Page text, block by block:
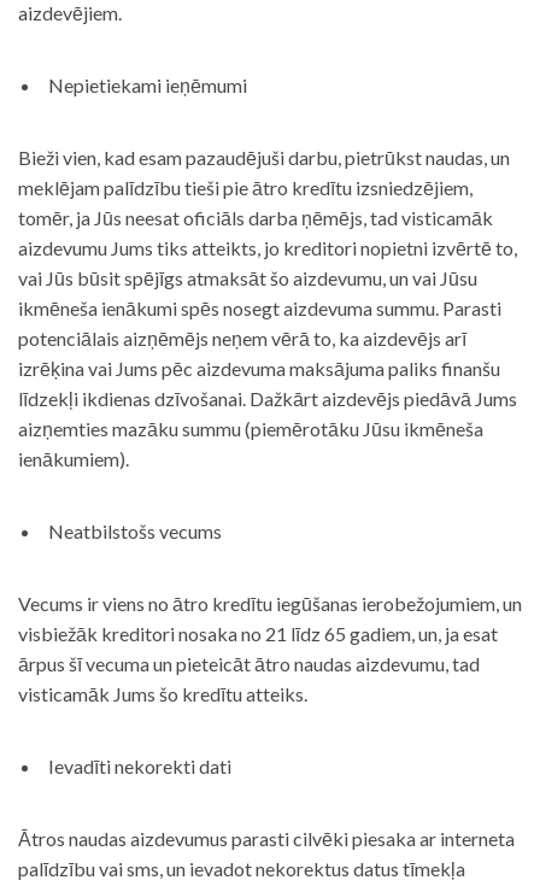
aizdevējiem.
Nepietiekami ieņēmumi
Bieži vien, kad esam pazaudējuši darbu, pietrūkst naudas, un
meklējam palīdzību tieši pie ātro kredītu izsniedzējiem,
tomēr, ja Jūs neesat oficiāls darba ņēmējs, tad visticamāk
aizdevumu Jums tiks atteikts, jo kreditori nopietni izvērtē to,
vai Jūs būsit spējīgs atmaksāt šo aizdevumu, un vai Jūsu
ikmēneša ienākumi spēs nosegt aizdevuma summu. Parasti
potenciālais aizņēmējs neņem vērā to, ka aizdevējs arī
izrēķina vai Jums pēc aizdevuma maksājuma paliks finanšu
līdzekļi ikdienas dzīvošanai. Dažkārt aizdevējs piedāvā Jums
aizņemties mazāku summu (piemērotāku Jūsu ikmēneša
ienākumiem).
Neatbilstošs vecums
Vecums ir viens no ātro kredītu iegūšanas ierobežojumiem, un
visbiežāk kreditori nosaka no 21 līdz 65 gadiem, un, ja esat
ārpus šī vecuma un pieteicāt ātro naudas aizdevumu, tad
visticamāk Jums šo kredītu atteiks.
Ievadīti nekorekti dati
Ātros naudas aizdevumus parasti cilvēki piesaka ar interneta
palīdzību vai sms, un ievadot nekorektus datus tīmekļa